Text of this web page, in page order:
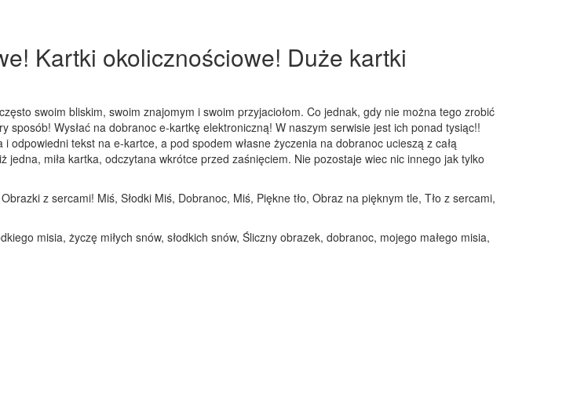
Kartki okolicznościowe! Duże kartki
swoim bliskim, swoim znajomym i swoim przyjaciołom. Co jednak, gdy nie można tego zrobić
Wysłać na dobranoc e-kartkę elektroniczną! W naszym serwisie jest ich ponad tysiąc!!
odpowiedni tekst na e-kartce, a pod spodem własne życzenia na dobranoc ucieszą z całą
miła kartka, odczytana wkrótce przed zaśnięciem. Nie pozostaje wiec nic innego jak tylko
z sercami! Miś, Słodki Miś, Dobranoc, Miś, Piękne tło, Obraz na pięknym tle, Tło z sercami,
misia, życzę miłych snów, słodkich snów, Śliczny obrazek, dobranoc, mojego małego misia,